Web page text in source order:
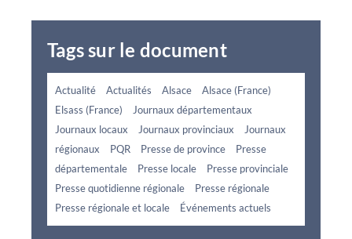
Tags sur le document
Actualité Actualités Alsace
Alsace (France)
Elsass (France)
Journaux départementaux
Journaux locaux
Journaux provinciaux
Journaux
régionaux
PQR Presse de province
Presse
départementale
Presse locale
Presse provinciale
Presse quotidienne régionale
Presse régionale
Presse régionale et locale
Événements actuels